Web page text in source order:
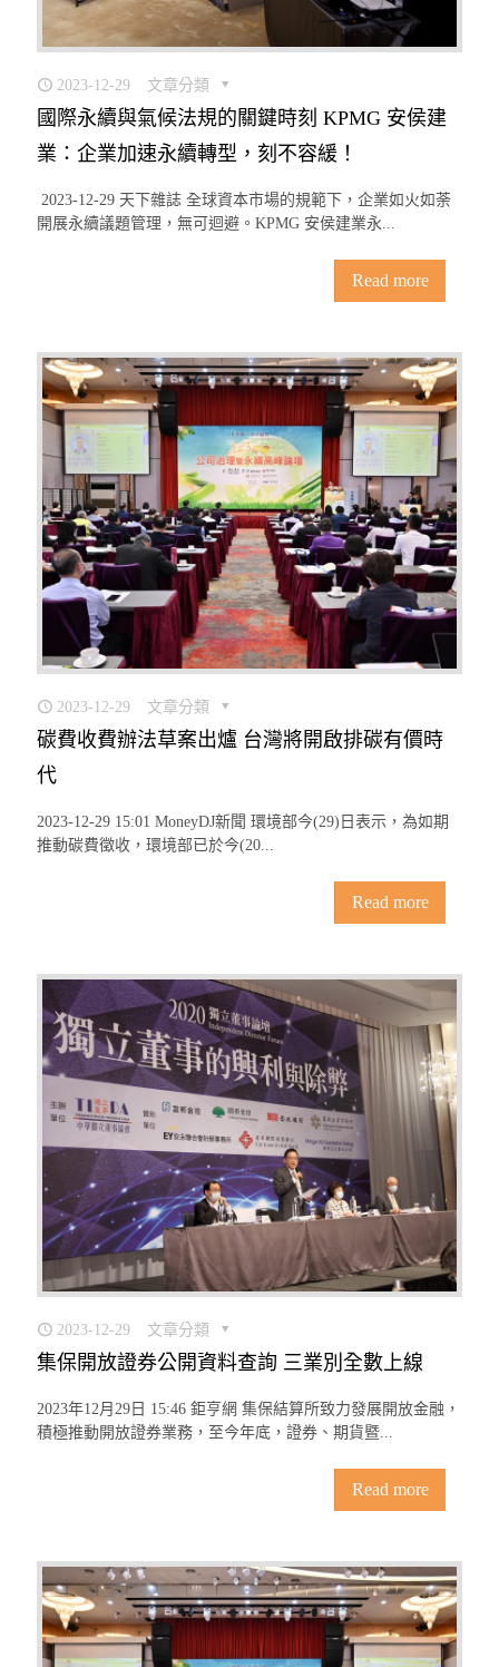
2023-12-29 文章分類
國際永續與氣候法規的關鍵時刻 KPMG 安侯建
業：企業加速永續轉型，刻不容緩！
2023-12-29 天下雜誌 全球資本市場的規範下，企業如火如荼
開展永續議題管理，無可迴避。KPMG 安侯建業永...
Read more
2023-12-29 文章分類
碳費收費辦法草案出爐 台灣將開啟排碳有價時
代
2023-12-29 15:01 MoneyDJ新聞 環境部今(29)日表示，為如期
推動碳費徵收，環境部已於今(20...
Read more
2023-12-29 文章分類
集保開放證券公開資料查詢 三業別全數上線
2023年12月29日 15:46 鉅亨網 集保結算所致力發展開放金融，
積極推動開放證券業務，至今年底，證券、期貨暨...
Read more